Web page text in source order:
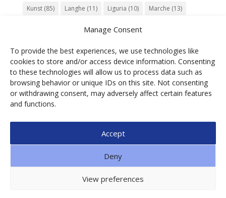
Manage Consent
To provide the best experiences, we use technologies like
cookies to store and/or access device information. Consenting
to these technologies will allow us to process data such as
browsing behavior or unique IDs on this site. Not consenting
or withdrawing consent, may adversely affect certain features
and functions.
Accept
Deny
View preferences
Kunst(85) Langhe (11) Liguria (10) Marche (13)
Piemonte(15) Puglia(12) Religion(22) Roma(47)
Sardegna(20) September(9) Torino(12)
Tradition(26) Veneto(12) Verona(11) Wein(31)
Wine(30)
© 2025 Ga.di.s Tourist Service Srl – Loc. Bra,1 –
Borgomaro – ITALIA | P.IVA 01088490089 | CF
00608700092| SDI: SUBM70N | n. REA IM91851 | CAP.